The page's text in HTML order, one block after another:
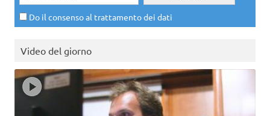
Do il consenso al trattamento dei dati
Video del giorno